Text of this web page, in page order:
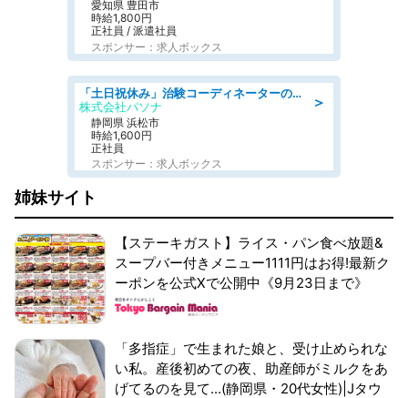
愛知県 豊田市
時給1,800円
正社員 / 派遣社員
スポンサー：求人ボックス
＞
「土日祝休み」治験コーディネーターのお仕事/未経験OK
株式会社パソナ
静岡県 浜松市
時給1,600円
正社員
スポンサー：求人ボックス
姉妹サイト
【ステーキガスト】ライス・パン食べ放題&
スープバー付きメニュー1111円はお得!最新ク
ーポンを公式Xで公開中《9月23日まで》
「多指症」で生まれた娘と、受け止められな
い私。産後初めての夜、助産師がミルクをあ
げてるのを見て...(静岡県・20代女性)|Jタウ